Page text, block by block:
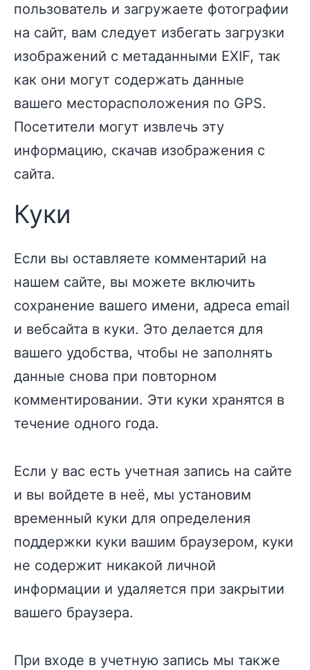
пользователь и загружаете фотографии
на сайт, вам следует избегать загрузки
изображений с метаданными EXIF, так
как они могут содержать данные
вашего месторасположения по GPS.
Посетители могут извлечь эту
информацию, скачав изображения с
сайта.
Куки
Если вы оставляете комментарий на
нашем сайте, вы можете включить
сохранение вашего имени, адреса email
и вебсайта в куки. Это делается для
вашего удобства, чтобы не заполнять
данные снова при повторном
комментировании. Эти куки хранятся в
течение одного года.
Если у вас есть учетная запись на сайте
и вы войдете в неё, мы установим
временный куки для определения
поддержки куки вашим браузером, куки
не содержит никакой личной
информации и удаляется при закрытии
вашего браузера.
При входе в учетную запись мы также